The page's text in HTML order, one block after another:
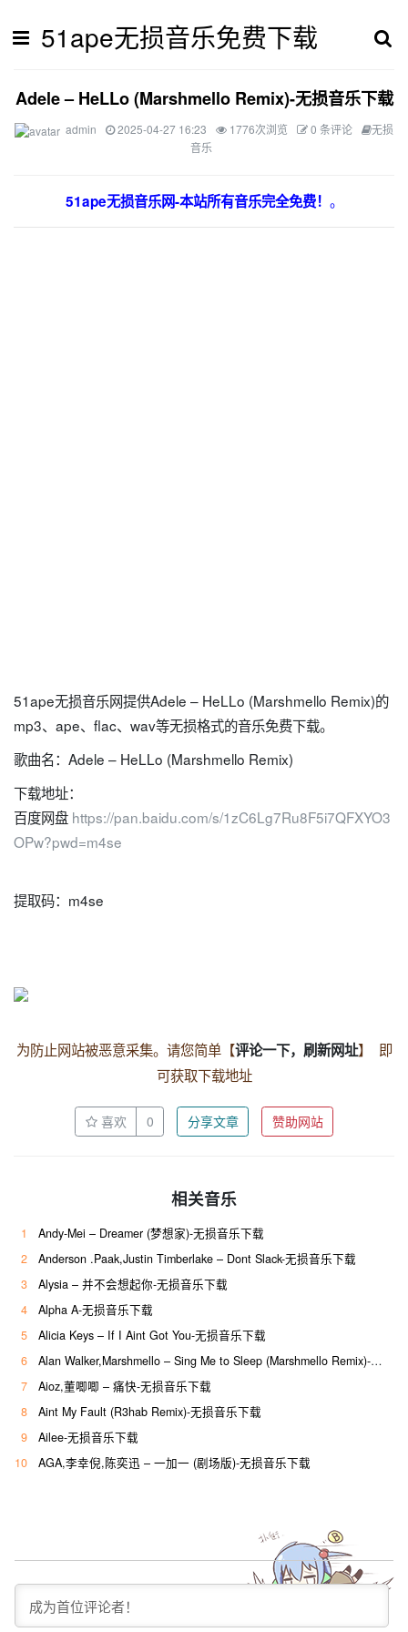
51ape无损音乐免费下载
Adele – HeLLo (Marshmello Remix)-无损音乐下载
admin 2025-04-27 16:23 1776次浏览 0 条评论
无损
音乐
51ape无损音乐网-本站所有音乐完全免费！ 。
51ape无损音乐网提供Adele – HeLLo (Marshmello Remix)的
mp3、ape、flac、wav等无损格式的音乐免费下载。
歌曲名：Adele – HeLLo (Marshmello Remix)
下载地址：
百度网盘 https://pan.baidu.com/s/1zC6Lg7Ru8F5i7QFXYO3
OPw?pwd=m4se
提取码：m4se
为防止网站被恶意采集。请您简单【评论一下，刷新网址】 即
可获取下载地址
喜欢 0 分享文章 赞助网站
相关音乐
1
Andy-Mei – Dreamer (梦想家)-无损音乐下载
2
Anderson .Paak,Justin Timberlake – Dont Slack-无损音乐下载
3
Alysia – 并不会想起你-无损音乐下载
4
Alpha A-无损音乐下载
5
Alicia Keys – If I Aint Got You-无损音乐下载
6
Alan Walker,Marshmello – Sing Me to Sleep (Marshmello Remix)-无损音乐下载
7
Aioz,董唧唧 – 痛快-无损音乐下载
8
Aint My Fault (R3hab Remix)-无损音乐下载
9
Ailee-无损音乐下载
10
AGA,李幸倪,陈奕迅 – 一加一 (剧场版)-无损音乐下载